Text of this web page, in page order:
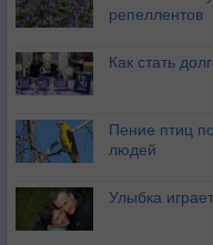
репеллентов
Как стать
Пение птиц
людей
Улыбка